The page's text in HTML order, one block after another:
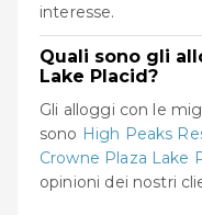
interesse.
Quali sono gli
Lake Placid?
Gli alloggi con le
sono High Peaks
Crowne Plaza Lake
opinioni dei nostri